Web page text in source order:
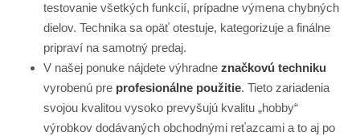
testovanie všetkých funkcií, prípadne výmena chybných
dielov. Technika sa opäť otestuje, kategorizuje a finálne
pripraví na samotný predaj.
V našej ponuke nájdete výhradneznačkovú techniku
vyrobenú pre profesionálne použitie. Tieto zariadenia
svojou kvalitou vysoko prevyšujú kvalitu „hobby“
výrobkov dodávaných obchodnými reťazcami a to aj po